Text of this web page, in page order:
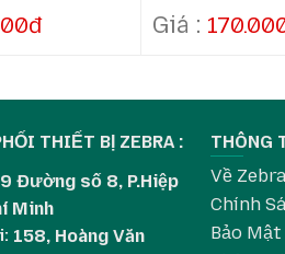
THIẾT BỊ ZEBRA :
9 Đường số 8, P.Hiệp
Minh
158, Hoàng Văn
THÔNG
Về
Chính
Bảo